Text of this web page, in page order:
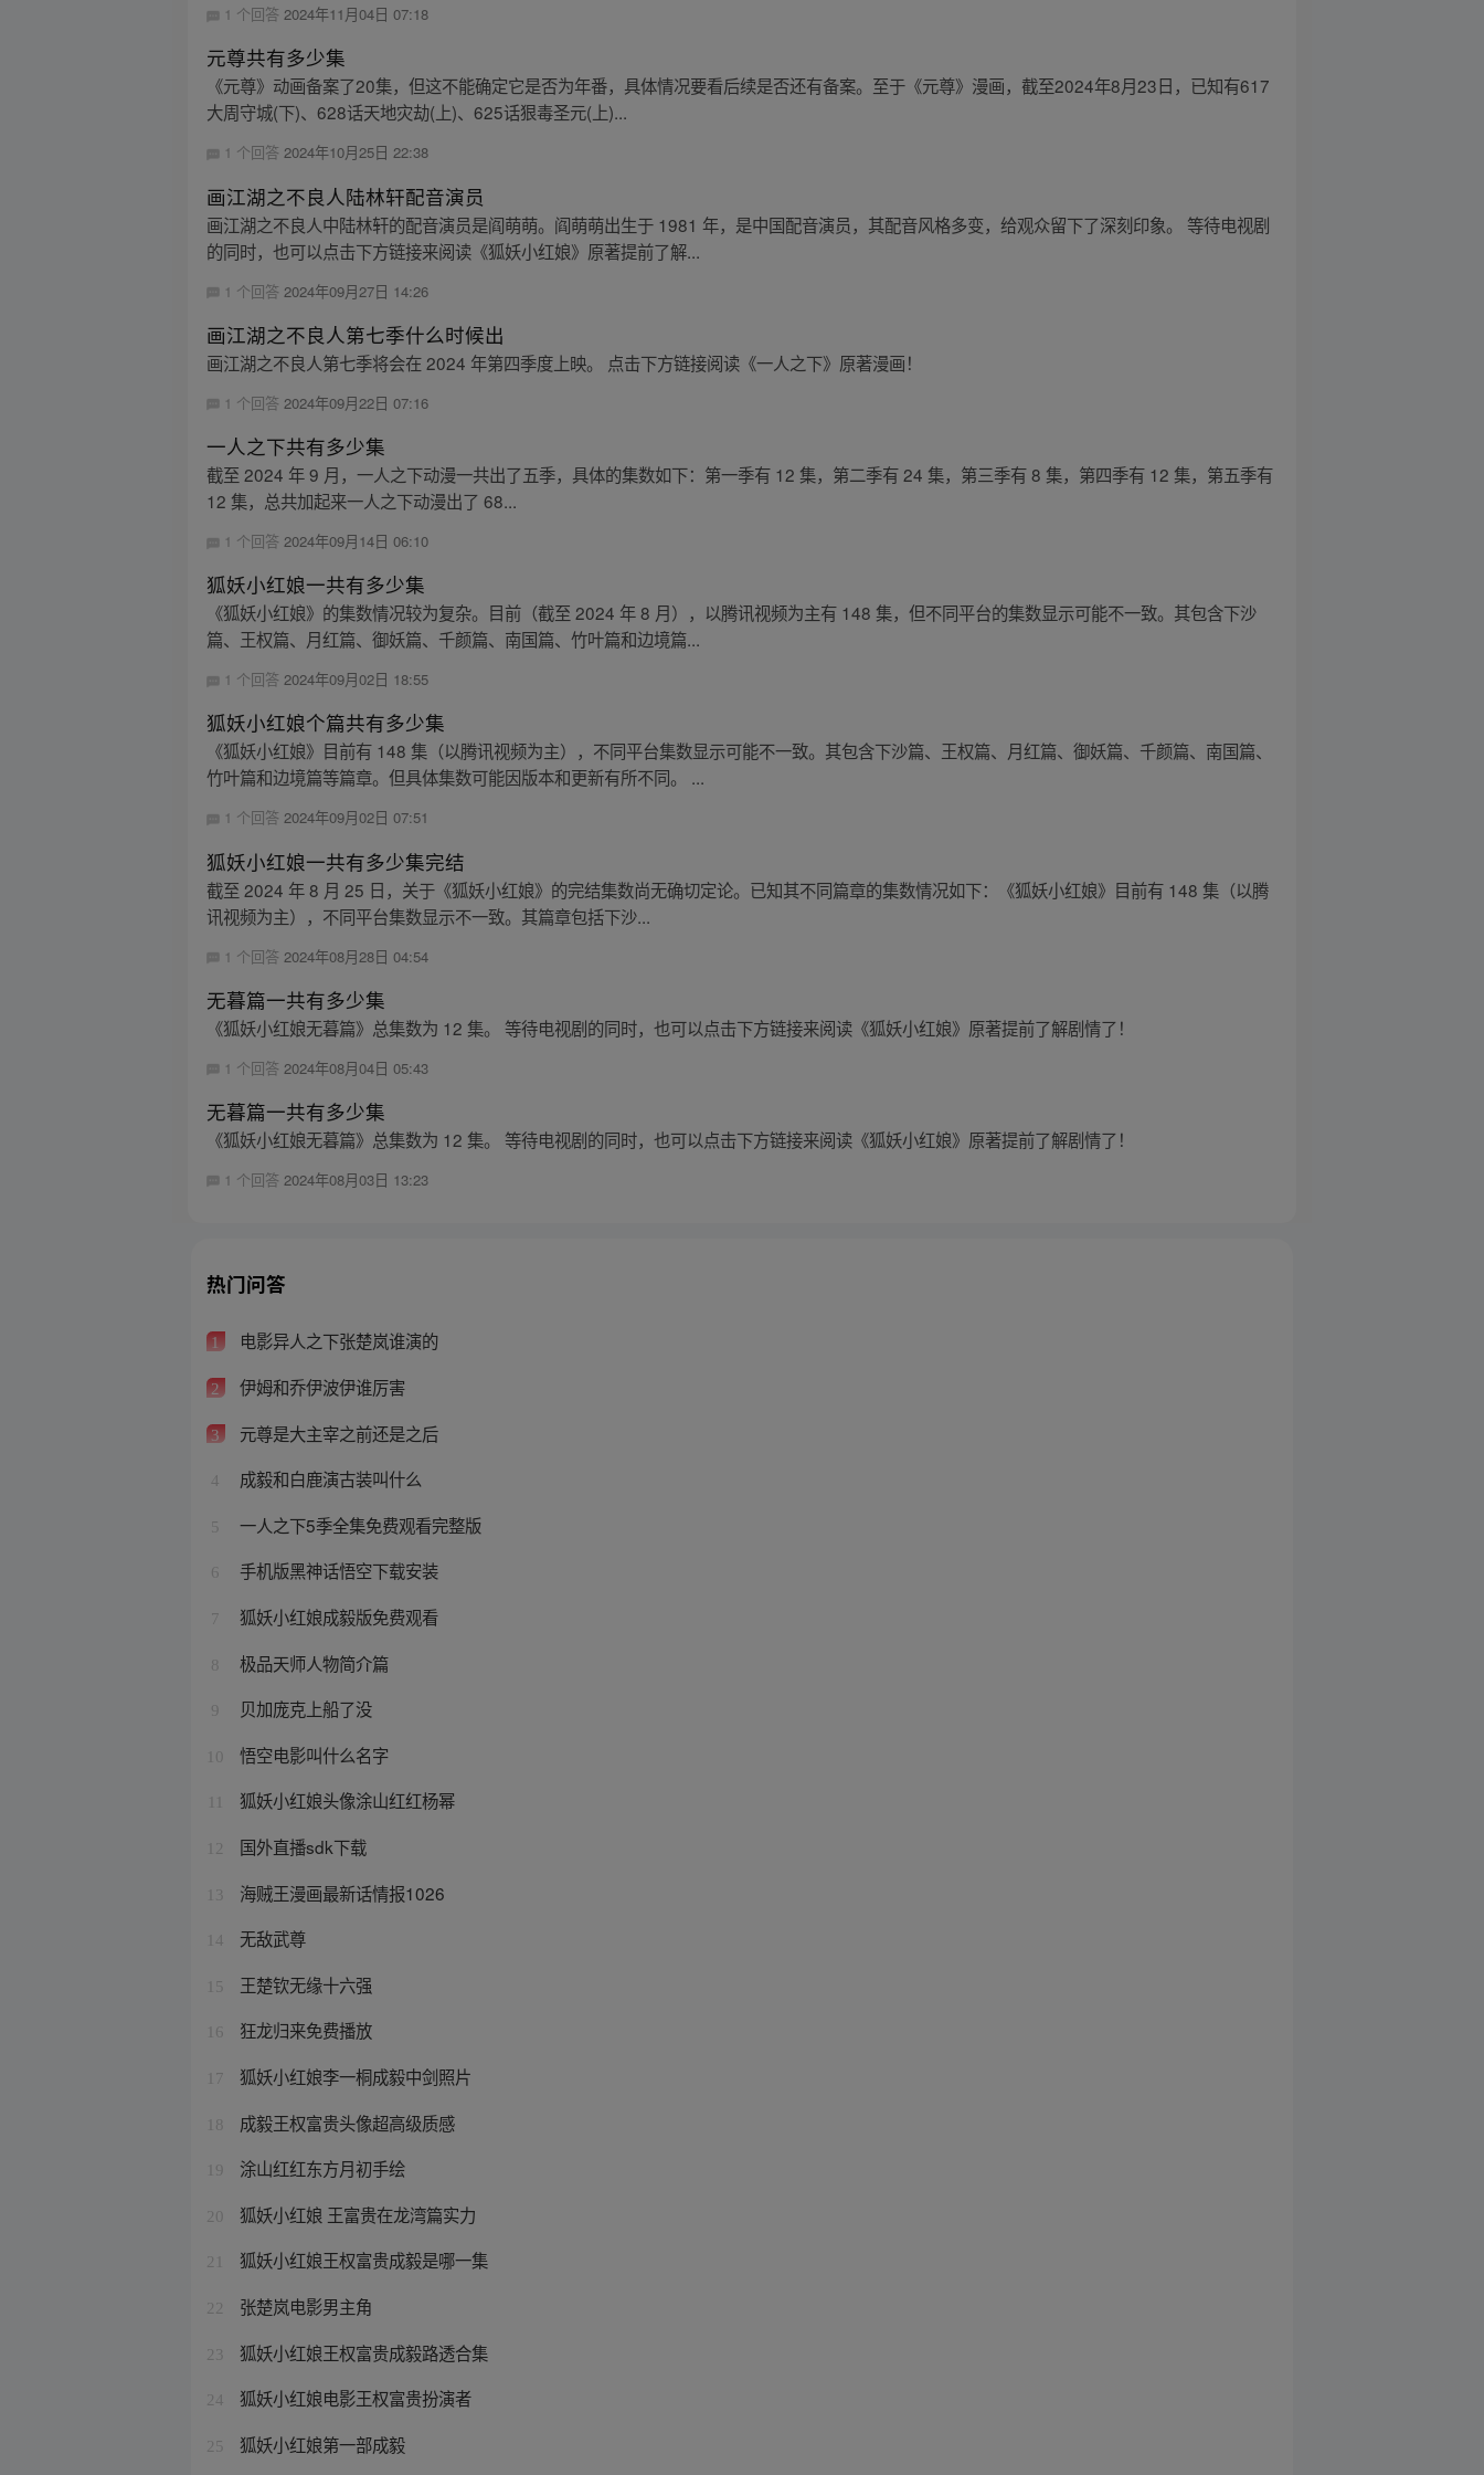
1 个回答2024年11月04日 07:18
元尊共有多少集
《元尊》动画备案了20集，但这不能确定它是否为年番，具体情况要看后续是否还有备案。至于《元尊》漫画，截至2024年8月23日，已知有617
大周守城(下)、628话天地灾劫(上)、625话狠毒圣元(上)...
1 个回答2024年10月25日 22:38
画江湖之不良人陆林轩配音演员
画江湖之不良人中陆林轩的配音演员是阎萌萌。阎萌萌出生于 1981 年，是中国配音演员，其配音风格多变，给观众留下了深刻印象。 等待电视剧
的同时，也可以点击下方链接来阅读《狐妖小红娘》原著提前了解...
1 个回答 2024年09月27日 14:26
画江湖之不良人第七季什么时候出
画江湖之不良人第七季将会在 2024 年第四季度上映。 点击下方链接阅读《一人之下》原著漫画！
1 个回答 2024年09月22日 07:16
一人之下共有多少集
截至 2024 年 9 月，一人之下动漫一共出了五季，具体的集数如下：第一季有 12 集，第二季有 24 集，第三季有 8 集，第四季有 12 集，第五季有
12 集，总共加起来一人之下动漫出了 68...
1 个回答2024年09月14日 06:10
狐妖小红娘一共有多少集
《狐妖小红娘》的集数情况较为复杂。目前（截至 2024 年 8 月），以腾讯视频为主有 148 集，但不同平台的集数显示可能不一致。其包含下沙
篇、王权篇、月红篇、御妖篇、千颜篇、南国篇、竹叶篇和边境篇...
1 个回答2024年09月02日 18:55
狐妖小红娘个篇共有多少集
《狐妖小红娘》目前有 148 集（以腾讯视频为主），不同平台集数显示可能不一致。其包含下沙篇、王权篇、月红篇、御妖篇、千颜篇、南国篇、
竹叶篇和边境篇等篇章。但具体集数可能因版本和更新有所不同。 ...
1 个回答2024年09月02日 07:51
狐妖小红娘一共有多少集完结
截至 2024 年 8 月 25 日，关于《狐妖小红娘》的完结集数尚无确切定论。已知其不同篇章的集数情况如下：《狐妖小红娘》目前有 148 集（以腾
讯视频为主），不同平台集数显示不一致。其篇章包括下沙...
1 个回答 2024年08月28日 04:54
无暮篇一共有多少集
《狐妖小红娘无暮篇》总集数为 12 集。 等待电视剧的同时，也可以点击下方链接来阅读《狐妖小红娘》原著提前了解剧情了！
1 个回答 2024年08月04日 05:43
无暮篇一共有多少集
《狐妖小红娘无暮篇》总集数为 12 集。 等待电视剧的同时，也可以点击下方链接来阅读《狐妖小红娘》原著提前了解剧情了！
1 个回答2024年08月03日 13:23
热门问答
1 电影异人之下张楚岚谁演的
2 伊姆和乔伊波伊谁厉害
3 元尊是大主宰之前还是之后
4 成毅和白鹿演古装叫什么
5 一人之下5季全集免费观看完整版
6 手机版黑神话悟空下载安装
7 狐妖小红娘成毅版免费观看
8 极品天师人物简介篇
9 贝加庞克上船了没
10 悟空电影叫什么名字
狐妖小红娘头像涂山红红杨幂
12 国外直播sdk下载
13 海贼王漫画最新话情报1026
14 无敌武尊
15 王楚钦无缘十六强
16 狂龙归来免费播放
17 狐妖小红娘李一桐成毅中剑照片
18 成毅王权富贵头像超高级质感
19 涂山红红东方月初手绘
20 狐妖小红娘 王富贵在龙湾篇实力
21 狐妖小红娘王权富贵成毅是哪一集
22 张楚岚电影男主角
23 狐妖小红娘王权富贵成毅路透合集
24 狐妖小红娘电影王权富贵扮演者
25 狐妖小红娘第一部成毅